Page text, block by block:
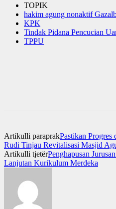
TOPIK
hakim agung nonaktif
KPK
Tindak Pidana Pencucian
TPPU
Artikulli paraprakPastikan Progres
Rudi Tinjau Revitalisasi Masjid
Artikulli tjetërPenghapusan
Lanjutan Kurikulum Merdeka